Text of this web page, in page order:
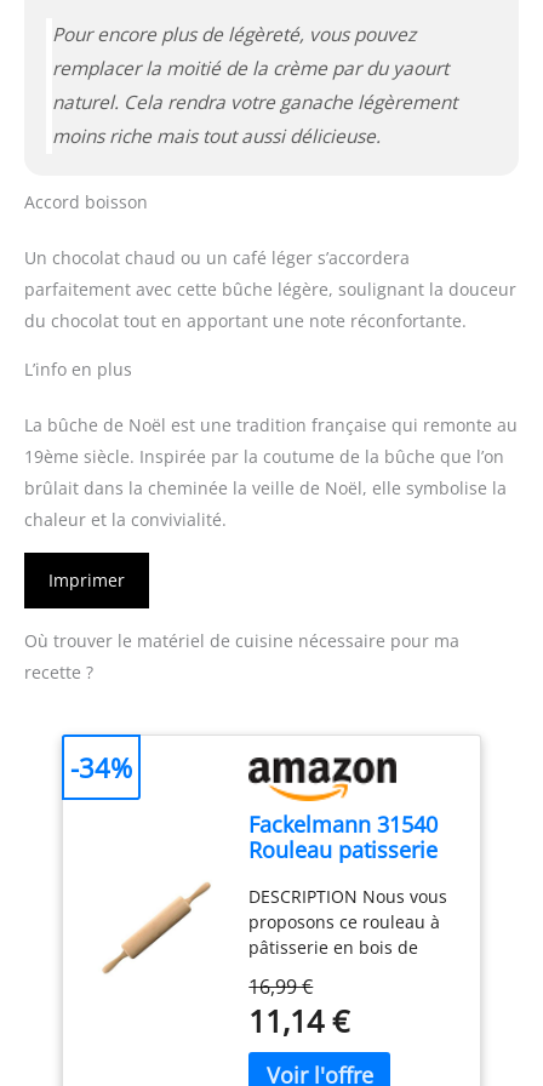
Pour encore plus de légèreté, vous pouvez
remplacer la moitié de la crème par du yaourt
naturel. Cela rendra votre ganache légèrement
moins riche mais tout aussi délicieuse.
Accord boisson
Un chocolat chaud ou un café léger s’accordera
parfaitement avec cette bûche légère, soulignant la douceur
du chocolat tout en apportant une note réconfortante.
L’info en plus
La bûche de Noël est une tradition française qui remonte au
19ème siècle. Inspirée par la coutume de la bûche que l’on
brûlait dans la cheminée la veille de Noël, elle symbolise la
chaleur et la convivialité.
Imprimer
Où trouver le matériel de cuisine nécessaire pour ma
recette ?
Fackelmann 31540
Rouleau patisserie
pâtisserie,
accessoires cuisine,
ustensiles de
cuisine patisserie,
rouleau à patisserie,
Bois, Métal, 44,5 x 6
x 6 cm
DESCRIPTION Nous vous
proposons ce rouleau à
pâtisserie en bois de
finement. Au centre du
rouleau il y a un axe
métallique qui lui donne
de la solidité LE PETIT +
16,99 €
11,14 €
-34%